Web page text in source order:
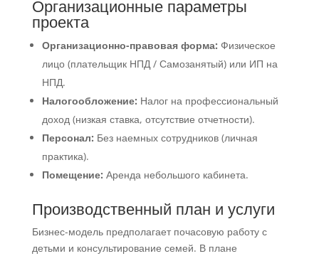
Организационные параметры
проекта
Организационно-правовая форма: Физическое
лицо (плательщик НПД / Самозанятый) или ИП на
НПД.
Налогообложение: Налог на профессиональный
доход (низкая ставка, отсутствие отчетности).
Персонал: Без наемных сотрудников (личная
практика).
Помещение: Аренда небольшого кабинета.
Производственный план и услуги
Бизнес-модель предполагает почасовую работу с
детьми и консультирование семей. В плане